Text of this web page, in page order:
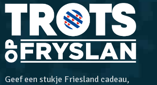
Geef een stukje Friesland cadeau,